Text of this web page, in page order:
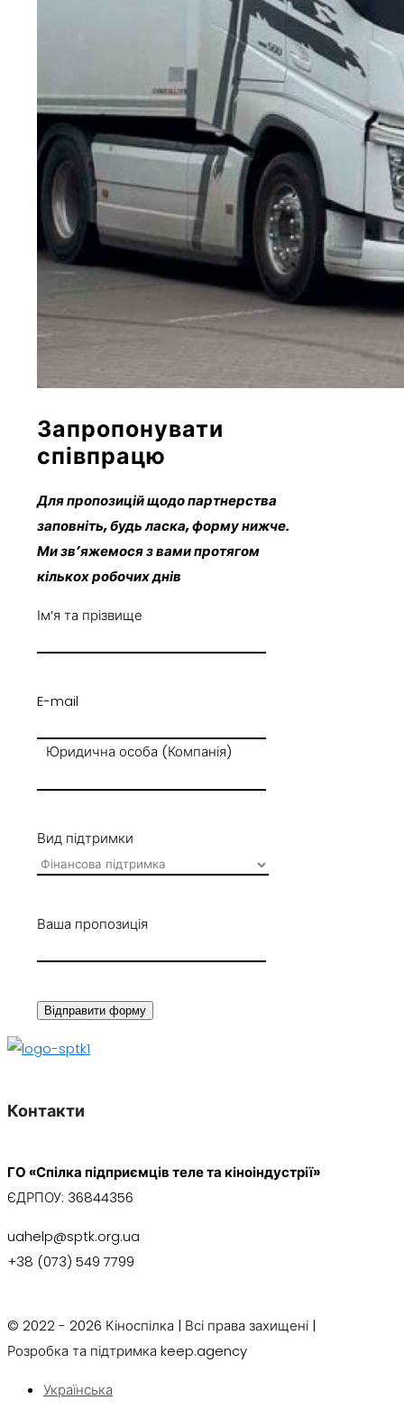
Запропонувати
співпрацю
Для пропозицій щодо партнерства
заповніть, будь ласка, форму нижче.
Ми зв’яжемося з вами протягом
кількох робочих днів
Імʼя та прізвище
E-mail
Юридична особа (Компанія)
Вид підтримки
Ваша пропозиція
Відправити форму
Контакти
ГО «Спілка підприємців теле та кіноіндустрії»
ЄДРПОУ: 36844356
uahelp@sptk.org.ua
+38 (073) 549 7799
© 2022 - 2026 Кіноспілка | Всі права захищені |
Розробка та підтримка keep.agency
Українська